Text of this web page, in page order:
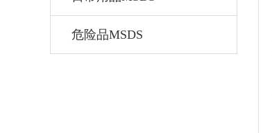
危险品MSDS